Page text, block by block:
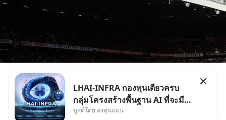
LHAI-INFRA กองทุนเดียวครบ
กลุ่มโครงสร้างพื้นฐาน AI ที่จะมี
งบลงทุนครั้งใหญ่ในประวัติศาสตร์
บูสต์โดย ลงทุนแมน